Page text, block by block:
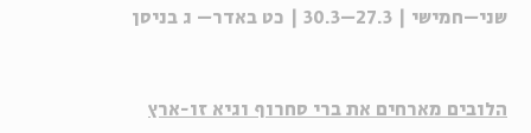
שני–חמישי | 27.3–30.3 | כט באדר– ג בניסן
הלובים מארחים את ברי סחרוף וגיא זו-ארץ